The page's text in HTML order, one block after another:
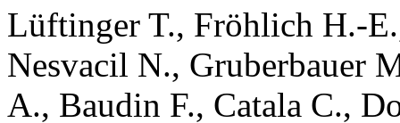
Lüftinger T., Fröhlich H.-E.
Nesvacil N., Gruberbauer
A., Baudin F., Catala C.,